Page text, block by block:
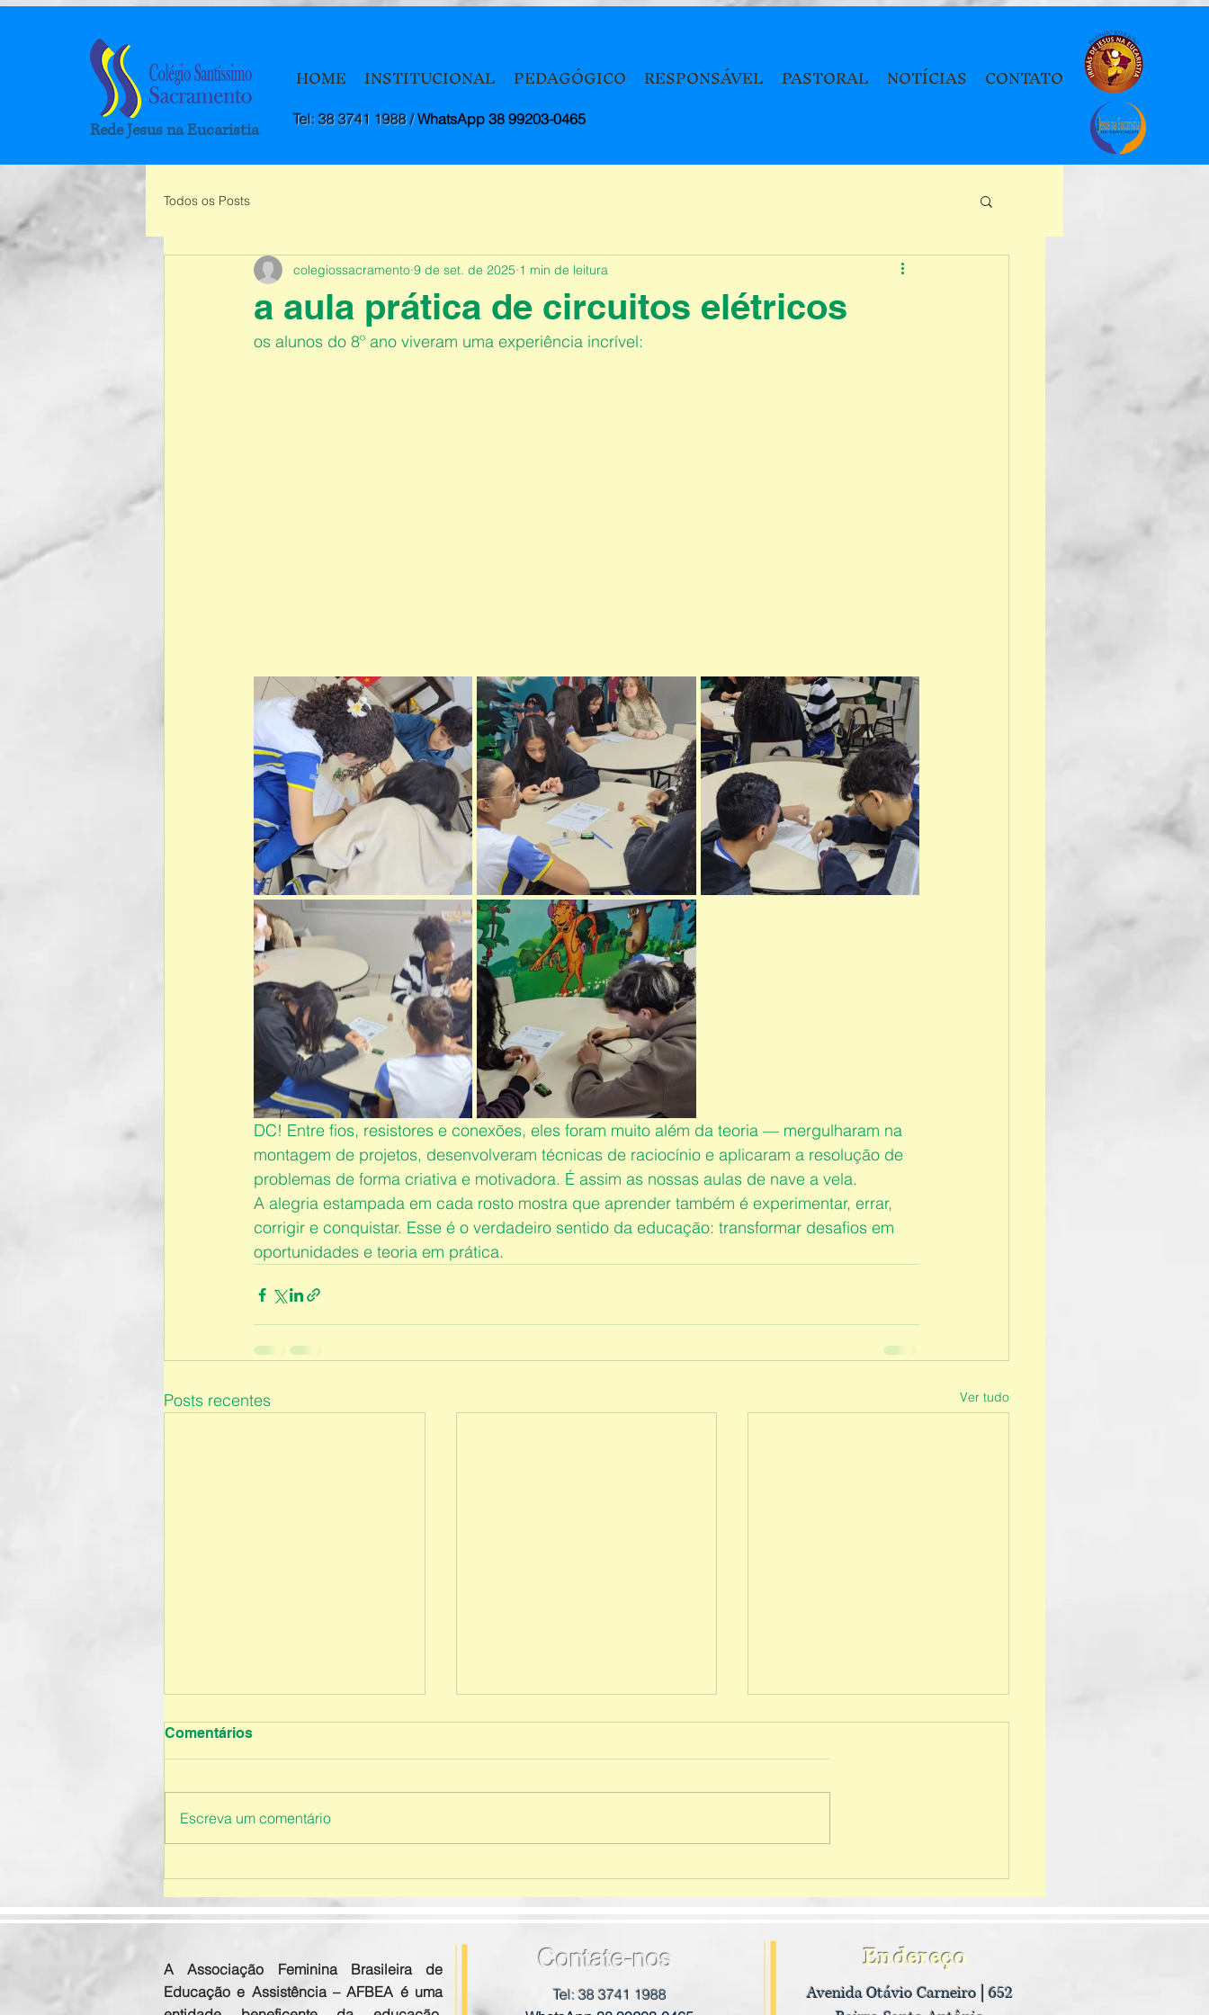
Rede Jesus na Eucaristia
HOME INSTITUCIONAL PEDAGÓGICO RESPONSÁVEL PASTORAL NOTÍCIAS CONTATO
Tel: 38 3741 1988 /WhatsApp 38 99203-0465
Todos os Posts
a aula prática de circuitos elétricos
colegiossacramento 9 de set. de 2025 1 min de leitura
os alunos do 8º ano viveram uma experiência incrível:
DC! Entre fios, resistores e conexões, eles foram muito além da teoria — mergulharam na
montagem de projetos, desenvolveram técnicas de raciocínio e aplicaram a resolução de
problemas de forma criativa e motivadora. É assim as nossas aulas de nave a vela.
A alegria estampada em cada rosto mostra que aprender também é experimentar, errar,
corrigir e conquistar. Esse é o verdadeiro sentido da educação: transformar desafios em
oportunidades e teoria em prática.
Posts recentes Ver tudo
Comentários
Escreva um comentário
Contate-nos Endereço
Avenida Otávio Carneiro | 652
Tel: 38 3741 1988
A Associação Feminina Brasileira de
Educação e Assistência – AFBEA é uma